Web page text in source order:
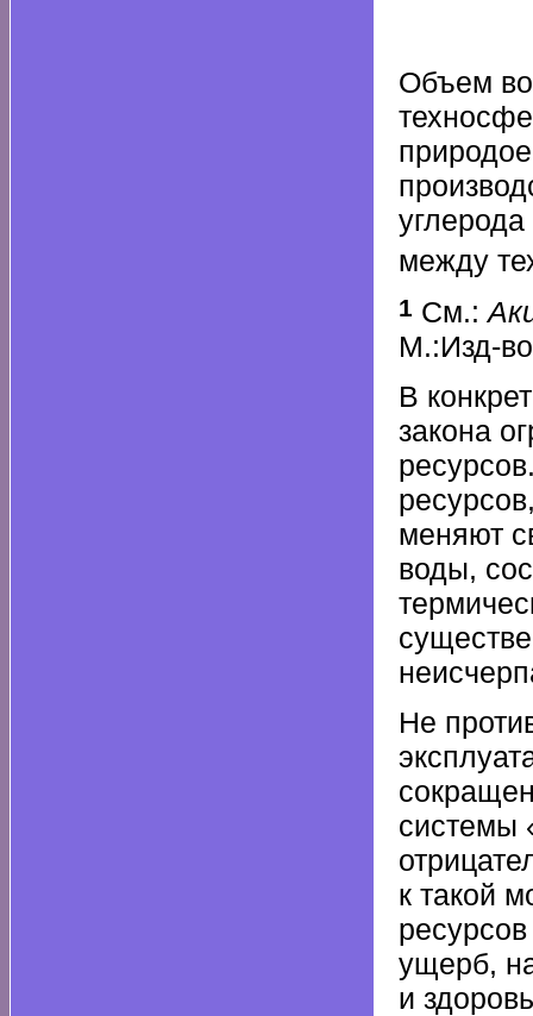
Объем
между
1 См.:
М.:Изд-
В
закона
меняют
воды,
Не
системы
к такой
ущерб,
и